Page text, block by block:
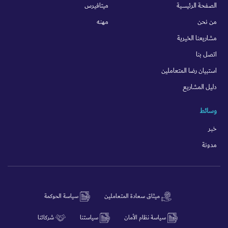
الصفحة الرئيسية
من نحن
مشاريعنا الخيرية
اتصل بنا
استبيان رضا المتعاملين
دليل المشاريع
ميتافيرس
مهنه
وسائط
خبر
مدونة
ميثاق سعادة المتعاملين سياسة الحوكمة
سياسة نظام الأمان سياستنا شركائنا